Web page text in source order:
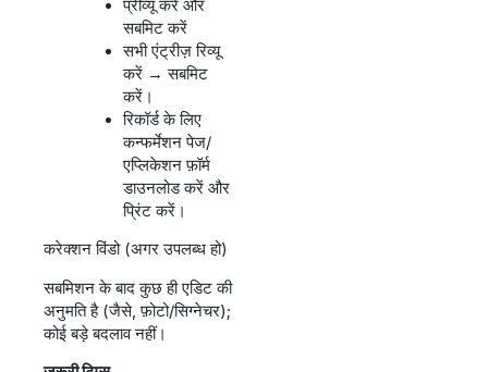
प्रीव्यू करें और
सबमिट करें
सभी एंट्रीज़ रिव्यू
करें → सबमिट
करें।
रिकॉर्ड के लिए
कन्फर्मेशन पेज/
एप्लिकेशन फ़ॉर्म
डाउनलोड करें और
प्रिंट करें।
करेक्शन विंडो (अगर उपलब्ध हो)
सबमिशन के बाद कुछ ही एडिट की
अनुमति है (जैसे, फ़ोटो/सिग्नेचर);
कोई बड़े बदलाव नहीं।